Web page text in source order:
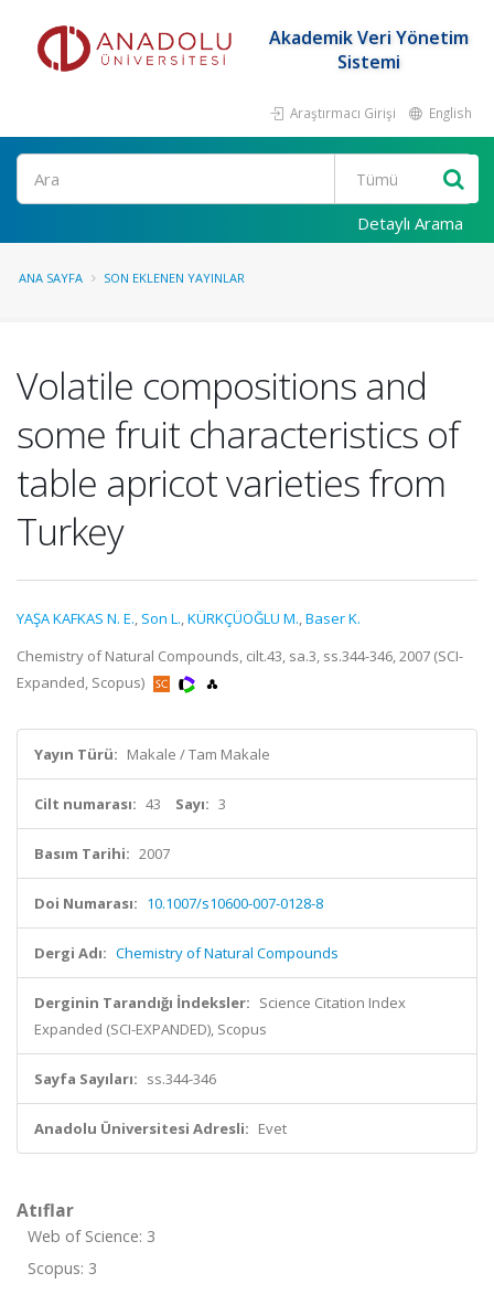
Akademik Veri Yönetim
Sistemi
Araştırmacı Girişi English
Ara
Detaylı Arama
ANA SAYFA SON EKLENEN YAYINLAR
Volatile compositions and
some fruit characteristics of
table apricot varieties from
Turkey
YAŞA KAFKAS N. E., Son L.,KÜRKÇÜOĞLU M.,Baser K.
Chemistry of Natural Compounds, cilt.43, sa.3, ss.344-346, 2007 (SCI-
Expanded, Scopus)
Yayın Türü: Makale / Tam Makale
Cilt numarası: 43 Sayı: 3
Basım Tarihi: 2007
Doi Numarası: 10.1007/s10600-007-0128-8
Dergi Adı: Chemistry of Natural Compounds
Derginin Tarandığı İndeksler: Science Citation Index
Expanded (SCI-EXPANDED), Scopus
Sayfa Sayıları: ss.344-346
Anadolu Üniversitesi Adresli: Evet
Atıflar
Web of Science: 3
Scopus: 3